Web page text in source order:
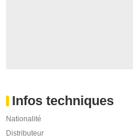
Infos techniques
Nationalité
Distributeur